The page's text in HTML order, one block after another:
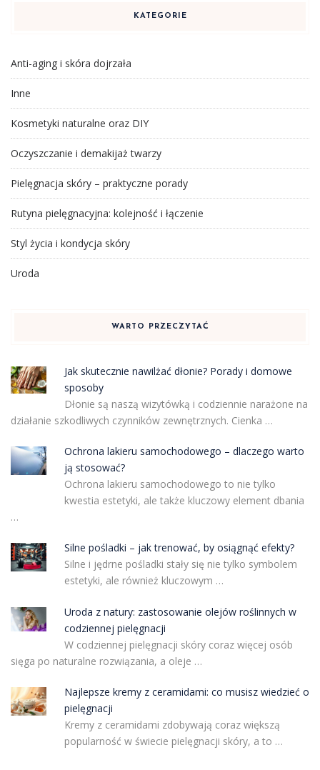
KATEGORIE
Anti-aging i skóra dojrzała
Inne
Kosmetyki naturalne oraz DIY
Oczyszczanie i demakijaż twarzy
Pielęgnacja skóry – praktyczne porady
Rutyna pielęgnacyjna: kolejność i łączenie
Styl życia i kondycja skóry
Uroda
WARTO PRZECZYTAĆ
Jak skutecznie nawilżać dłonie? Porady i domowe
sposoby
Dłonie są naszą wizytówką i codziennie narażone na
działanie szkodliwych czynników zewnętrznych. Cienka …
Ochrona lakieru samochodowego – dlaczego warto
ją stosować?
Ochrona lakieru samochodowego to nie tylko
kwestia estetyki, ale także kluczowy element dbania
…
Silne pośladki – jak trenować, by osiągnąć efekty?
Silne i jędrne pośladki stały się nie tylko symbolem
estetyki, ale również kluczowym …
Uroda z natury: zastosowanie olejów roślinnych w
codziennej pielęgnacji
W codziennej pielęgnacji skóry coraz więcej osób
sięga po naturalne rozwiązania, a oleje …
Najlepsze kremy z ceramidami: co musisz wiedzieć o
pielęgnacji
Kremy z ceramidami zdobywają coraz większą
popularność w świecie pielęgnacji skóry, a to …